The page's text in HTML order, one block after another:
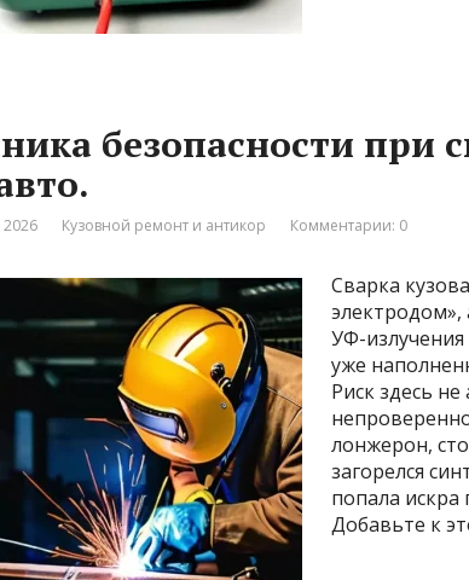
безопасности при
Кузовной ремонт и антикор Комментарии: 0
Сварка
электродом»,
УФ-
уже
Риск здесь
лонжерон,
загорелся
попала
Добавьте к